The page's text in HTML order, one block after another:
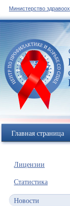
Министерство
Главная страница
Лицензии
Статистика
Новости